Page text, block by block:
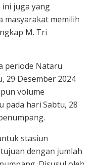
ini juga yang
masyarakat memilih
M. Tri
periode Nataru
29 Desember 2024
volume
pada hari Sabtu, 28
stasiun
dengan jumlah